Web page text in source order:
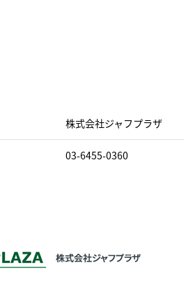
株式会社ジャフプラザ
03-6455-0360